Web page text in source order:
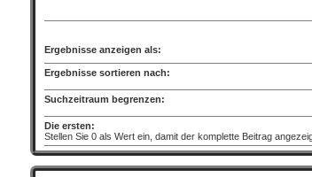
Ergebnisse anzeigen als:
Ergebnisse sortieren nach:
Suchzeitraum begrenzen:
Die ersten:
Stellen Sie 0 als Wert ein, damit der komplette Beitrag